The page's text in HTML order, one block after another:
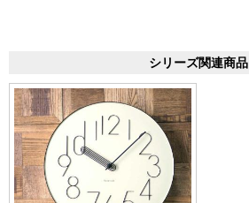
シリーズ関連商品